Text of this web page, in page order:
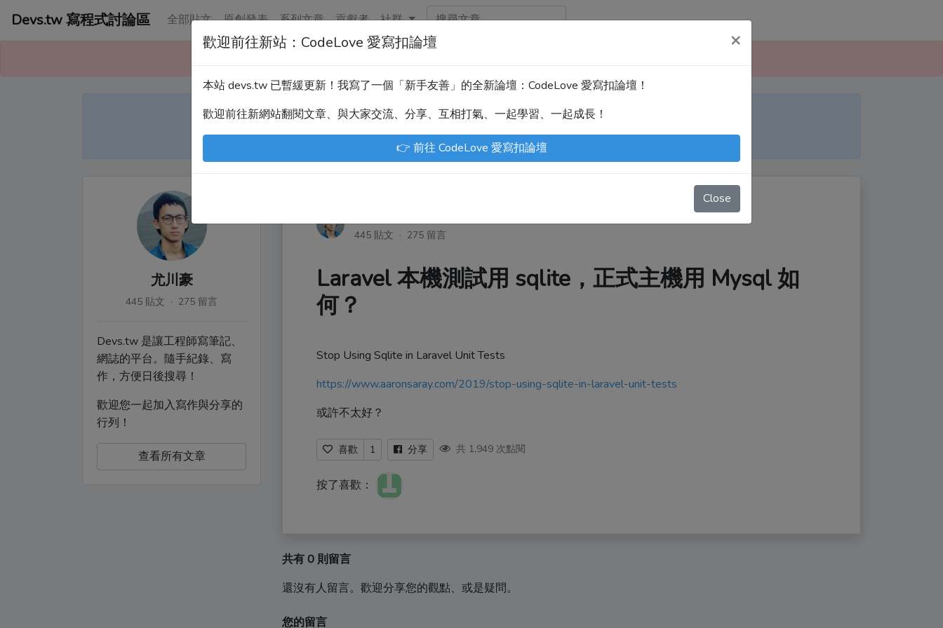
Devs.tw 寫程式討論區 全部貼文 原創發表 系列文章 貢獻者 社群
Devs.tw 是讓工程師寫筆記、網誌的平台。歡迎您隨手紀錄、寫作，方便日後搜尋！
尤川豪
Enoxs chenjenping Kevin Hou JuenTingShie
445 貼文 · 275 留言
Laravel 本機測試用 sqlite，正式主機用 Mysql 如
何？
Stop Using Sqlite in Laravel Unit Tests
https://www.aaronsaray.com/2019/stop-using-sqlite-in-laravel-unit-tests
或許不太好？
喜歡 1 分享 共 1,949 次點閱
按了喜歡：
共有 0 則留言
還沒有人留言。歡迎分享您的觀點、或是疑問。
您的留言
尤川豪
445 貼文 · 275 留言
Devs.tw 是讓工程師寫筆記、
網誌的平台。隨手紀錄、寫
作，方便日後搜尋！
歡迎您一起加入寫作與分享的
行列！
查看所有文章
歡迎前往新站：CodeLove 愛寫扣論壇 ×
本站 devs.tw 已暫緩更新！我寫了一個「新手友善」的全新論壇：CodeLove 愛寫扣論壇！
歡迎前往新網站翻閱文章、與大家交流、分享、互相打氣、一起學習、一起成長！
👉 前往 CodeLove 愛寫扣論壇
Close